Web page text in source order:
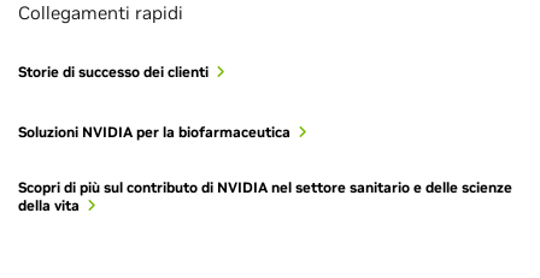
Collegamenti rapidi
Storie di successo dei clienti
Soluzioni NVIDIA per la biofarmaceutica
Scopri di più sul contributo di NVIDIA nel settore sanitario e delle scienze
della vita